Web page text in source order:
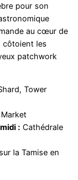
pour son
au cœur de
côtoient les
patchwork
Tower
: Cathédrale
la Tamise en